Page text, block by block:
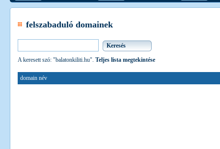
felszabaduló domainek
A keresett szó: "balatonkiliti.hu". Teljes lista megtekintése
domain név